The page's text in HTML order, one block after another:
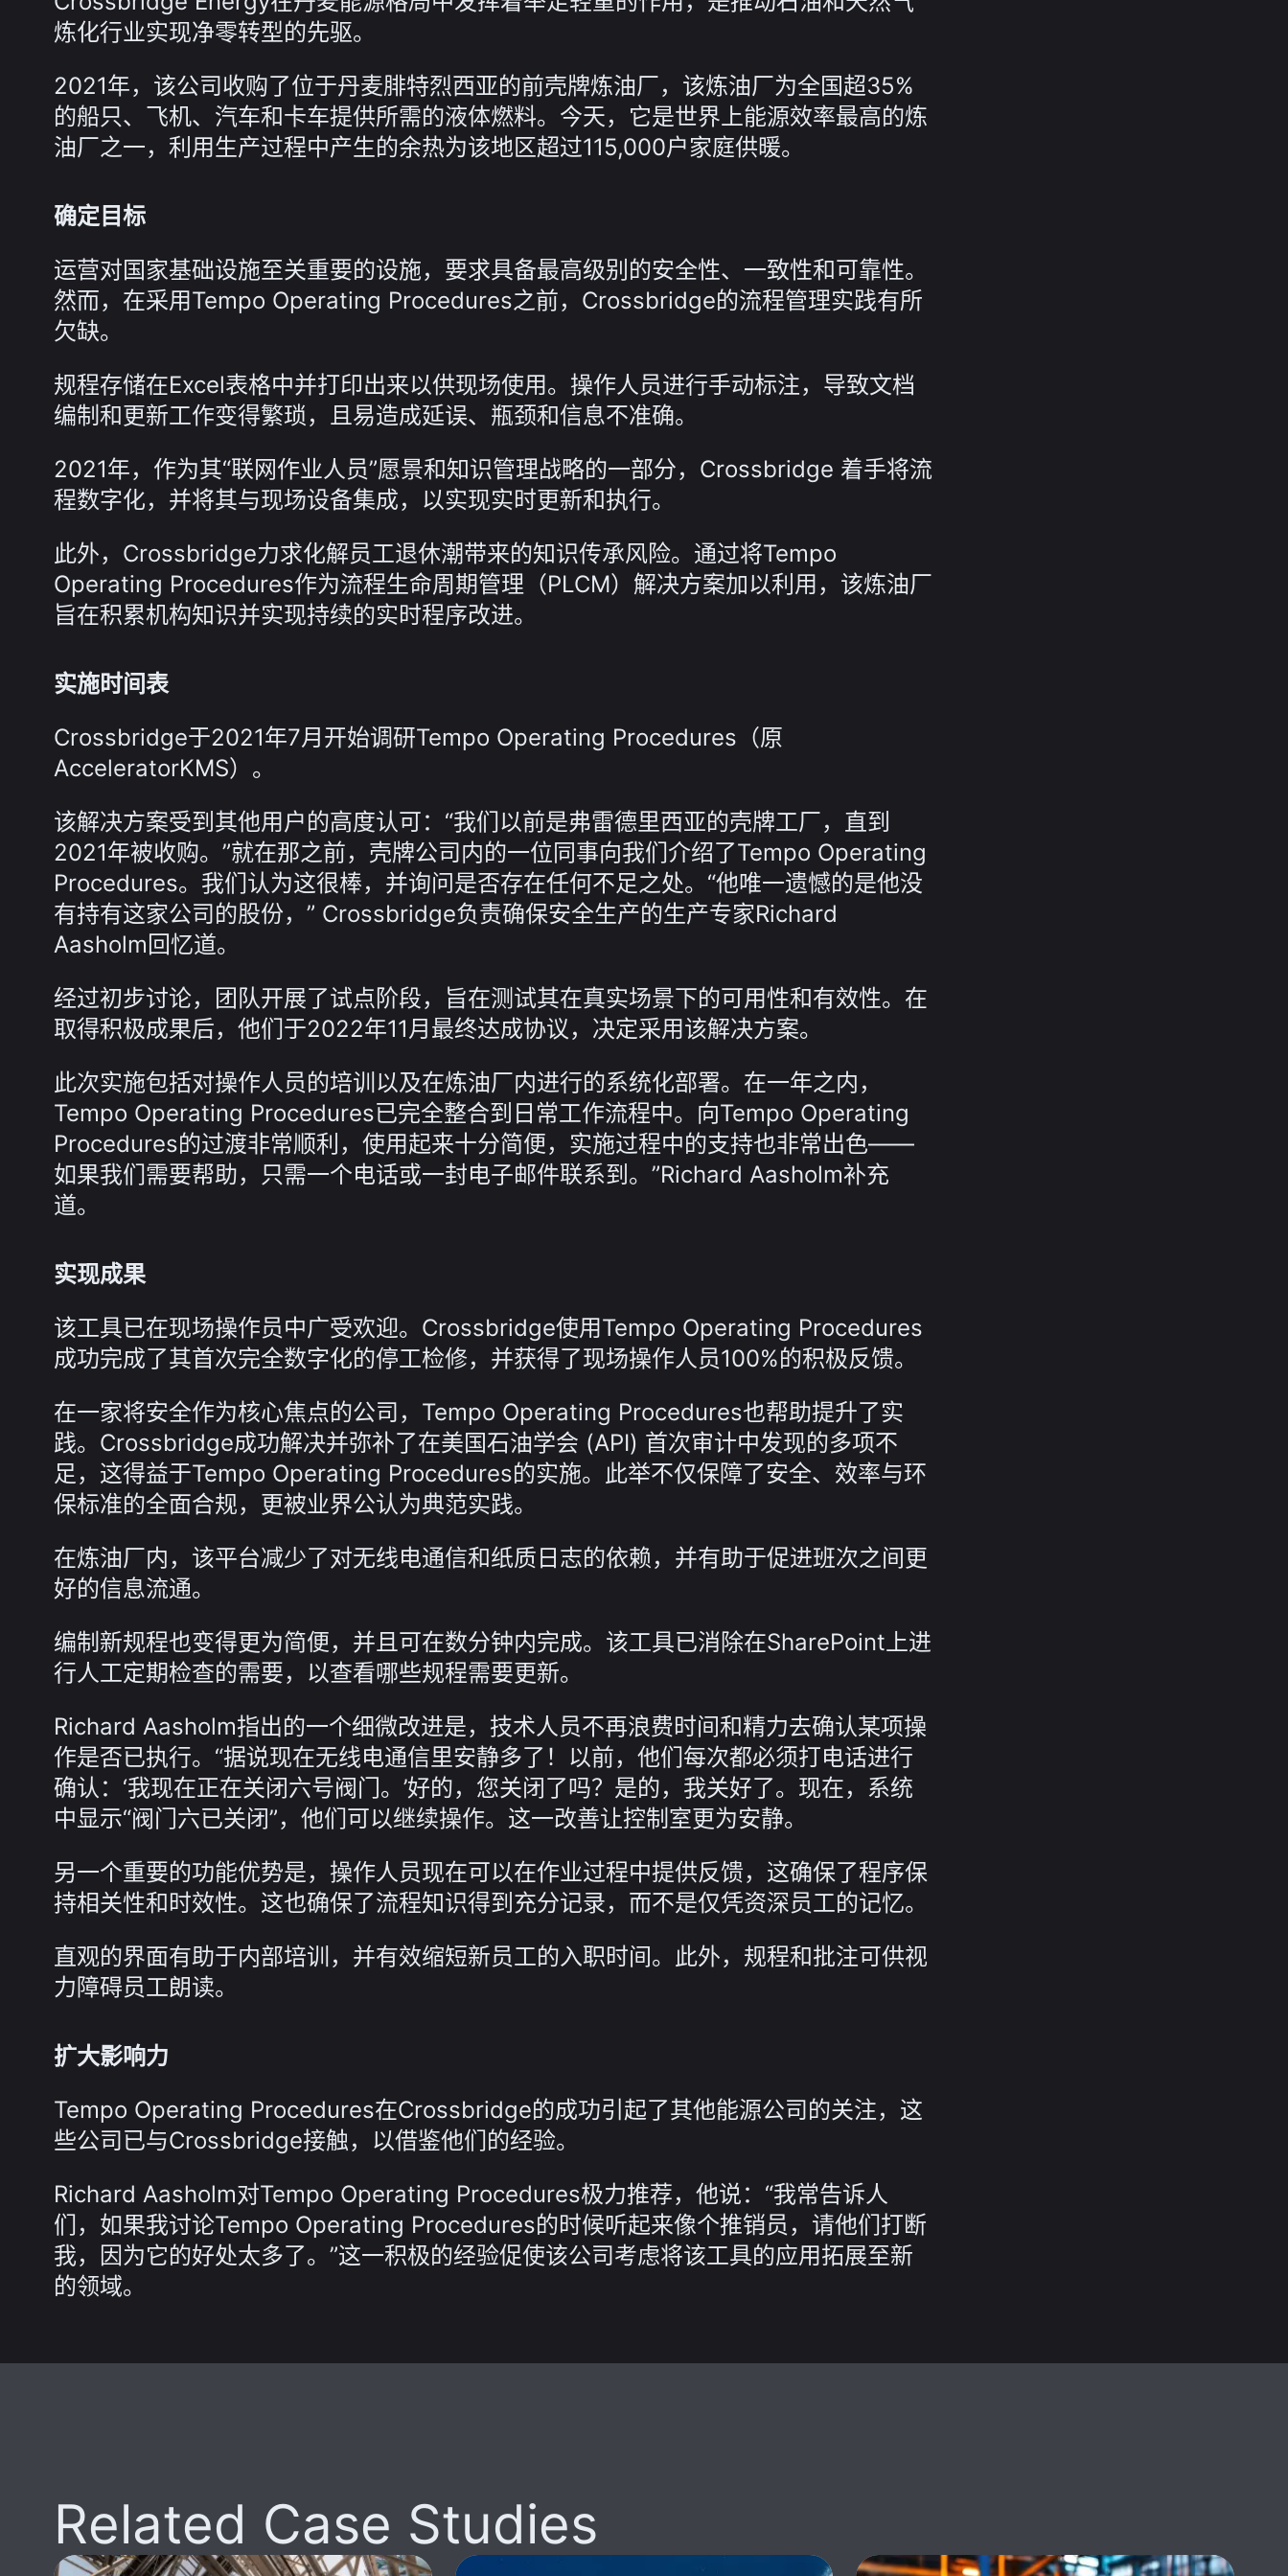
炼化行业实现净零转型的先驱。
2021年，该公司收购了位于丹麦腓特烈西亚的前壳牌炼油厂，该炼油厂为全国超35%
的船只、飞机、汽车和卡车提供所需的液体燃料。今天，它是世界上能源效率最高的炼
油厂之一，利用生产过程中产生的余热为该地区超过115,000户家庭供暖。
确定目标
运营对国家基础设施至关重要的设施，要求具备最高级别的安全性、一致性和可靠性。
然而，在采用Tempo Operating Procedures之前，Crossbridge的流程管理实践有所
欠缺。
规程存储在Excel表格中并打印出来以供现场使用。操作人员进行手动标注，导致文档
编制和更新工作变得繁琐，且易造成延误、瓶颈和信息不准确。
2021年，作为其“联网作业人员”愿景和知识管理战略的一部分，Crossbridge 着手将流
程数字化，并将其与现场设备集成，以实现实时更新和执行。
此外，Crossbridge力求化解员工退休潮带来的知识传承风险。通过将Tempo
Operating Procedures作为流程生命周期管理（PLCM）解决方案加以利用，该炼油厂
旨在积累机构知识并实现持续的实时程序改进。
实施时间表
Crossbridge于2021年7月开始调研Tempo Operating Procedures（原
AcceleratorKMS）。
该解决方案受到其他用户的高度认可：“我们以前是弗雷德里西亚的壳牌工厂，直到
2021年被收购。”就在那之前，壳牌公司内的一位同事向我们介绍了Tempo Operating
Procedures。我们认为这很棒，并询问是否存在任何不足之处。“他唯一遗憾的是他没
有持有这家公司的股份，” Crossbridge负责确保安全生产的生产专家Richard
Aasholm回忆道。
经过初步讨论，团队开展了试点阶段，旨在测试其在真实场景下的可用性和有效性。在
取得积极成果后，他们于2022年11月最终达成协议，决定采用该解决方案。
此次实施包括对操作人员的培训以及在炼油厂内进行的系统化部署。在一年之内，
Tempo Operating Procedures已完全整合到日常工作流程中。向Tempo Operating
Procedures的过渡非常顺利，使用起来十分简便，实施过程中的支持也非常出色——
如果我们需要帮助，只需一个电话或一封电子邮件联系到。”Richard Aasholm补充
道。
实现成果
该工具已在现场操作员中广受欢迎。Crossbridge使用Tempo Operating Procedures
成功完成了其首次完全数字化的停工检修，并获得了现场操作人员100%的积极反馈。
在一家将安全作为核心焦点的公司，Tempo Operating Procedures也帮助提升了实
践。Crossbridge成功解决并弥补了在美国石油学会 (API) 首次审计中发现的多项不
足，这得益于Tempo Operating Procedures的实施。此举不仅保障了安全、效率与环
保标准的全面合规，更被业界公认为典范实践。
在炼油厂内，该平台减少了对无线电通信和纸质日志的依赖，并有助于促进班次之间更
好的信息流通。
编制新规程也变得更为简便，并且可在数分钟内完成。该工具已消除在SharePoint上进
行人工定期检查的需要，以查看哪些规程需要更新。
Richard Aasholm指出的一个细微改进是，技术人员不再浪费时间和精力去确认某项操
作是否已执行。“据说现在无线电通信里安静多了！以前，他们每次都必须打电话进行
确认：‘我现在正在关闭六号阀门。’好的，您关闭了吗？是的，我关好了。现在，系统
中显示“阀门六已关闭”，他们可以继续操作。这一改善让控制室更为安静。
另一个重要的功能优势是，操作人员现在可以在作业过程中提供反馈，这确保了程序保
持相关性和时效性。这也确保了流程知识得到充分记录，而不是仅凭资深员工的记忆。
直观的界面有助于内部培训，并有效缩短新员工的入职时间。此外，规程和批注可供视
力障碍员工朗读。
扩大影响力
Tempo Operating Procedures在Crossbridge的成功引起了其他能源公司的关注，这
些公司已与Crossbridge接触，以借鉴他们的经验。
Richard Aasholm对Tempo Operating Procedures极力推荐，他说：“我常告诉人
们，如果我讨论Tempo Operating Procedures的时候听起来像个推销员，请他们打断
我，因为它的好处太多了。”这一积极的经验促使该公司考虑将该工具的应用拓展至新
的领域。
Related Case Studies